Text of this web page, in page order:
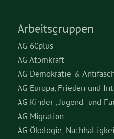
Arbeitsgruppen
AG 60plus
AG Atomkraft
AG Demokratie &
AG Europa, Frieden und
AG Kinder-, Jugend- und
AG Migration
AG Ökologie,